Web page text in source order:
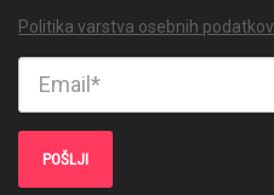
Politika varstva osebnih podatkov